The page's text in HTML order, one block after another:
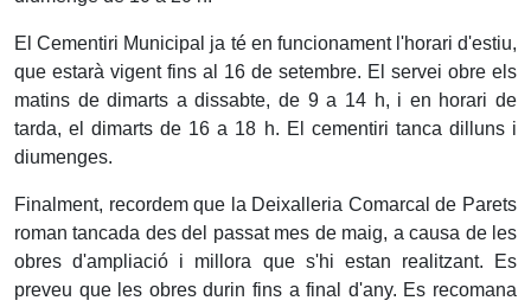
El Cementiri Municipal ja té en funcionament l'horari d'estiu,
que estarà vigent fins al 16 de setembre. El servei obre els
matins de dimarts a dissabte, de 9 a 14 h, i en horari de
tarda, el dimarts de 16 a 18 h. El cementiri tanca dilluns i
diumenges.
Finalment, recordem que la Deixalleria Comarcal de Parets
roman tancada des del passat mes de maig, a causa de les
obres d'ampliació i millora que s'hi estan realitzant. Es
preveu que les obres durin fins a final d'any. Es recomana